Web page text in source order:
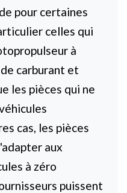
pour certaines
celles qui
à
carburant et
les pièces qui ne
cas, les pièces
aux
à zéro
puissent